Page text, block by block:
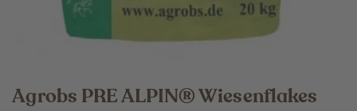
Agrobs PRE ALPIN® Wiesenflakes